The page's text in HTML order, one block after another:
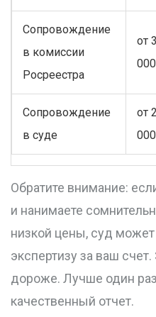
Сопровождение
в комиссии
Росреестра
от
000
Сопровождение
в суде
от
000
Обратите внимание:
и нанимаете
низкой цены, суд
экспертизу за ваш
дороже. Лучше один раз
качественный отчет.